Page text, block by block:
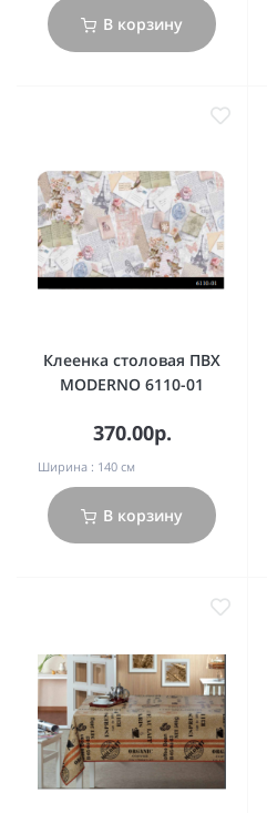
В корзину
Клеенка столовая ПВХ
MODERNO 6110-01
370.00р.
Ширина : 140 см
В корзину